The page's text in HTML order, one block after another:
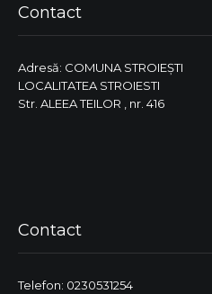
Contact
Adresă: COMUNA STROIEŞTI
LOCALITATEA STROIESTI
Str. ALEEA TEILOR , nr. 416
Contact
Telefon: 0230531254